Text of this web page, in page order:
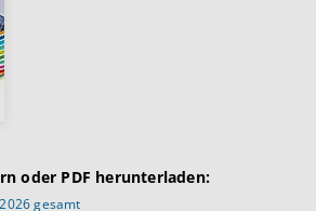
oder PDF herunterladen:
gesamt